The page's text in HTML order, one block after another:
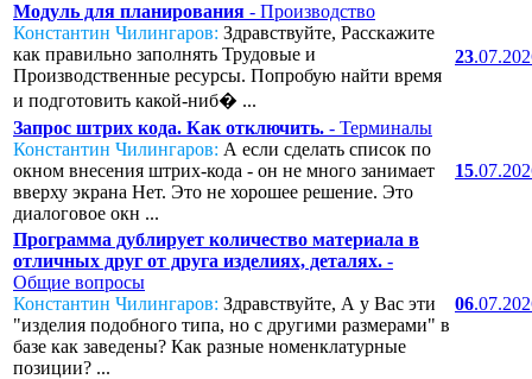
Модуль для планирования - Производство
Константин Чилингаров: Здравствуйте, Расскажите
как правильно заполнять Трудовые и
Производственные ресурсы. Попробую найти время
и подготовить какой-ниб� ...
23
Запрос штрих кода. Как отключить. - Терминалы
Константин Чилингаров: А если сделать список по
окном внесения штрих-кода - он не много занимает
вверху экрана Нет. Это не хорошее решение. Это
диалоговое окн ...
15
Программа дублирует количество материала в
отличных друг от друга изделиях, деталях. -
Общие вопросы
Константин Чилингаров: Здравствуйте, А у Вас эти
"изделия подобного типа, но с другими размерами" в
базе как заведены? Как разные номенклатурные
позиции? ...
06